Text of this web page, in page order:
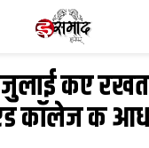
जुलाई कए
कॉलेज क